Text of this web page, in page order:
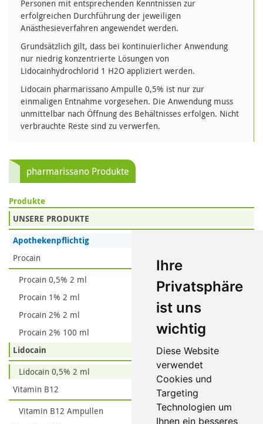
Ihre
Privatsphäre
ist uns
wichtig
Diese Website
verwendet
Cookies und
Targeting
Technologien um
Ihnen ein besseres
Personen mit entsprechenden Kenntnissen zur
erfolgreichen Durchführung der jeweiligen
Anästhesieverfahren angewendet werden.
Grundsätzlich gilt, dass bei kontinuierlicher Anwendung
nur niedrig konzentrierte Lösungen von
Lidocainhydrochlorid 1 H2O appliziert werden.
Lidocain pharmarissano Ampulle 0,5% ist nur zur
einmaligen Entnahme vorgesehen. Die Anwendung muss
unmittelbar nach Öffnung des Behältnisses erfolgen. Nicht
verbrauchte Reste sind zu verwerfen.
pharmarissano Produkte
Produkte
UNSERE PRODUKTE
Apothekenpflichtig
Procain
Procain 0,5% 2 ml
Procain 1% 2 ml
Procain 2% 2 ml
Procain 2% 100 ml
Lidocain
Lidocain 0,5% 2 ml
Vitamin B12
Vitamin B12 Ampullen